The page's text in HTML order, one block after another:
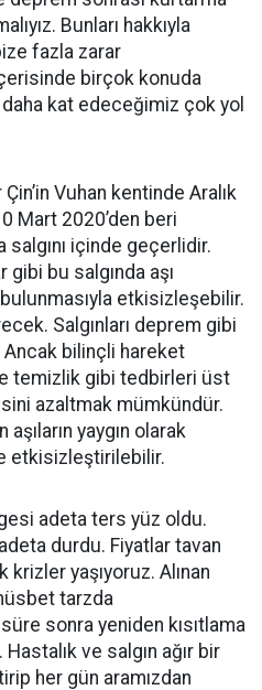
Bunları hakkıyla
fazla zarar
birçok konuda
daha kat edeceğimiz çok yol
Vuhan kentinde Aralık
Mart 2020’den beri
içinde geçerlidir.
gibi bu salgında aşı
etkisizleşebilir.
Salgınları deprem gibi
bilinçli hareket
temizlik gibi tedbirleri üst
azaltmak mümkündür.
yaygın olarak
etkisizleştirilebilir.
adeta ters yüz oldu.
durdu. Fiyatlar tavan
yaşıyoruz. Alınan
tarzda
süre sonra yeniden kısıtlama
Hastalık ve salgın ağır bir
her gün aramızdan